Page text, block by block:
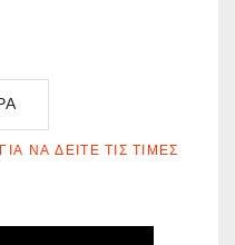
ΝΑ ΔΕΊΤΕ ΤΙΣ ΤΙΜΈΣ